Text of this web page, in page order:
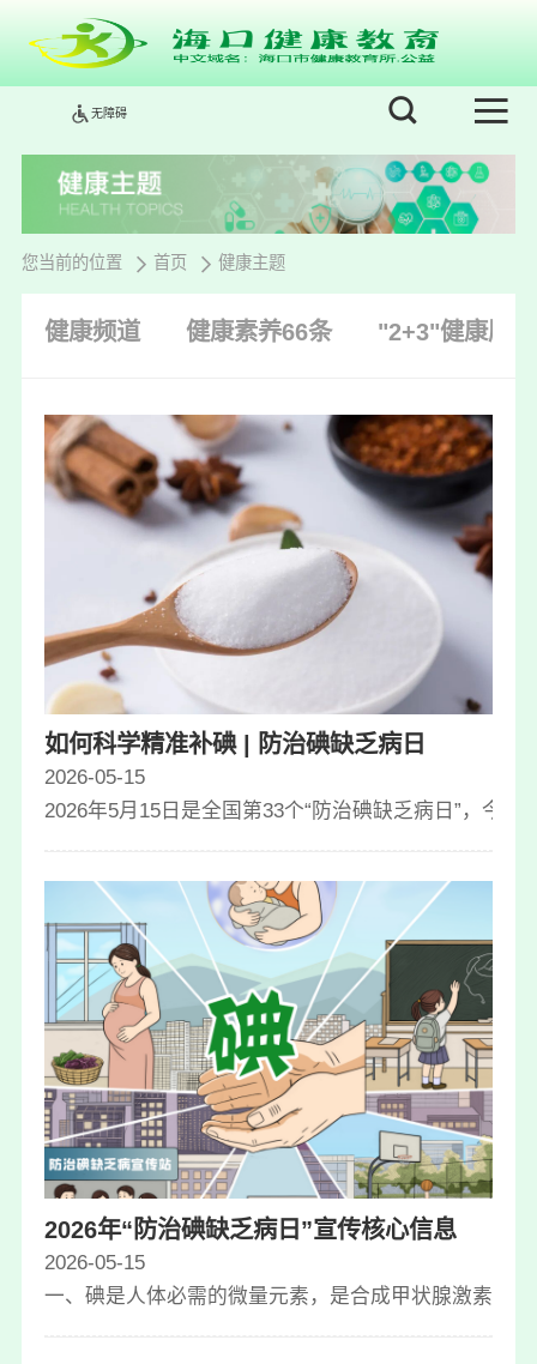
无障碍
您当前的位置 首页 健康主题
健康频道 健康素养66条 "2+3"健康服务
如何科学精准补碘 | 防治碘缺乏病日
2026-05-15
2026年5月15日是全国第33个“防治碘缺乏病日”，今
2026年“防治碘缺乏病日”宣传核心信息
2026-05-15
一、碘是人体必需的微量元素，是合成甲状腺激素的